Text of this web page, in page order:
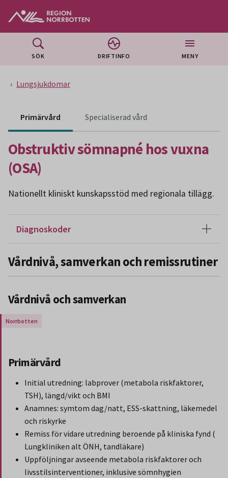
SÖK DRIFTINFO MENY
Lungsjukdomar
Primärvård Specialiserad vård
Obstruktiv sömnapné hos vuxna
(OSA)
Nationellt kliniskt kunskapsstöd med regionala tillägg.
Diagnoskoder
Vårdnivå, samverkan och remissrutiner
Vårdnivå och samverkan
Primärvård
Initial utredning: labprover (metabola riskfaktorer,
TSH), längd/vikt och BMI
Anamnes: symtom dag/natt, ESS-skattning, läkemedel
och riskyrke
Remiss för vidare utredning beroende på kliniska fynd (
Lungkliniken alt ÖNH, tandläkare)
Uppföljningar avseende metabola riskfaktorer och
livsstilsinterventioner, inklusive sömnhygien